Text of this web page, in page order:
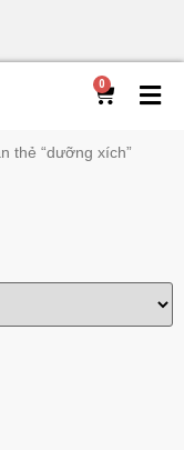
0
thẻ “dưỡng xích”